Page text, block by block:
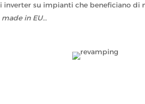
inverter su impianti che beneficiano di
made in EU…